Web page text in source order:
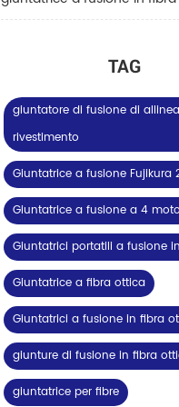
TAG
giuntatore di fusione di
rivestimento
Giuntatrice a fusione Fujikura
Giuntatrice a fusione a 4
Giuntatrici portatili a fusione
Giuntatrice a fibra ottica
Giuntatrici a fusione in fibra
giunture di fusione in fibra
giuntatrice per fibre